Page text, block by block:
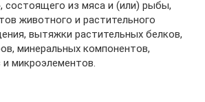
состоящего из мяса и (или) рыбы,
животного и растительного
вытяжки растительных белков,
минеральных компонентов,
микроэлементов.